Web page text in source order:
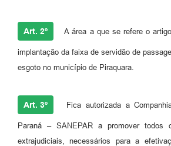
Art. 2º A área a que se refere o
implantação da faixa de servidão de
esgoto no município de Piraquara.
Art. 3º Fica autorizada a
Paraná – SANEPAR a promover todos
extrajudiciais, necessários para a